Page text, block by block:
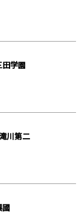
田学園
川第二
國